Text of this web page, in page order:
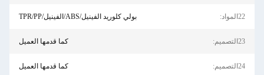
22المواد: بولي كلوريد الفينيل/ABS/الفينيل/TPR/PP
23التصميم: كما قدمها العميل
24التصميم: كما قدمها العميل